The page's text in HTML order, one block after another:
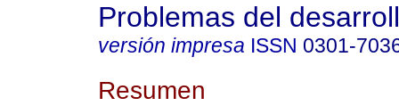
Problemas del
versión impresa ISSN 0301-
Resumen